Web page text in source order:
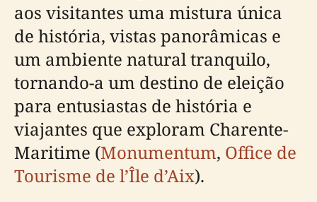
aos visitantes uma mistura única
de história, vistas panorâmicas e
um ambiente natural tranquilo,
tornando-a um destino de eleição
para entusiastas de história e
viajantes que exploram Charente-
Maritime (Monumentum, Office de
Tourisme de l’Île d’Aix).